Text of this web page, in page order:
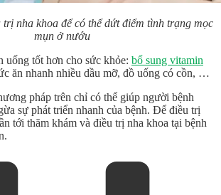
trị nha khoa để có thể dứt điểm tình trạng mọc
mụn ở nướu
uống tốt hơn cho sức khỏe: bổ sung vitamin
ăn nhanh nhiều dầu mỡ, đồ uống có cồn, …
pháp trên chỉ có thể giúp người bệnh
sự phát triển nhanh của bệnh. Để điều trị
tới thăm khám và điều trị nha khoa tại bệnh